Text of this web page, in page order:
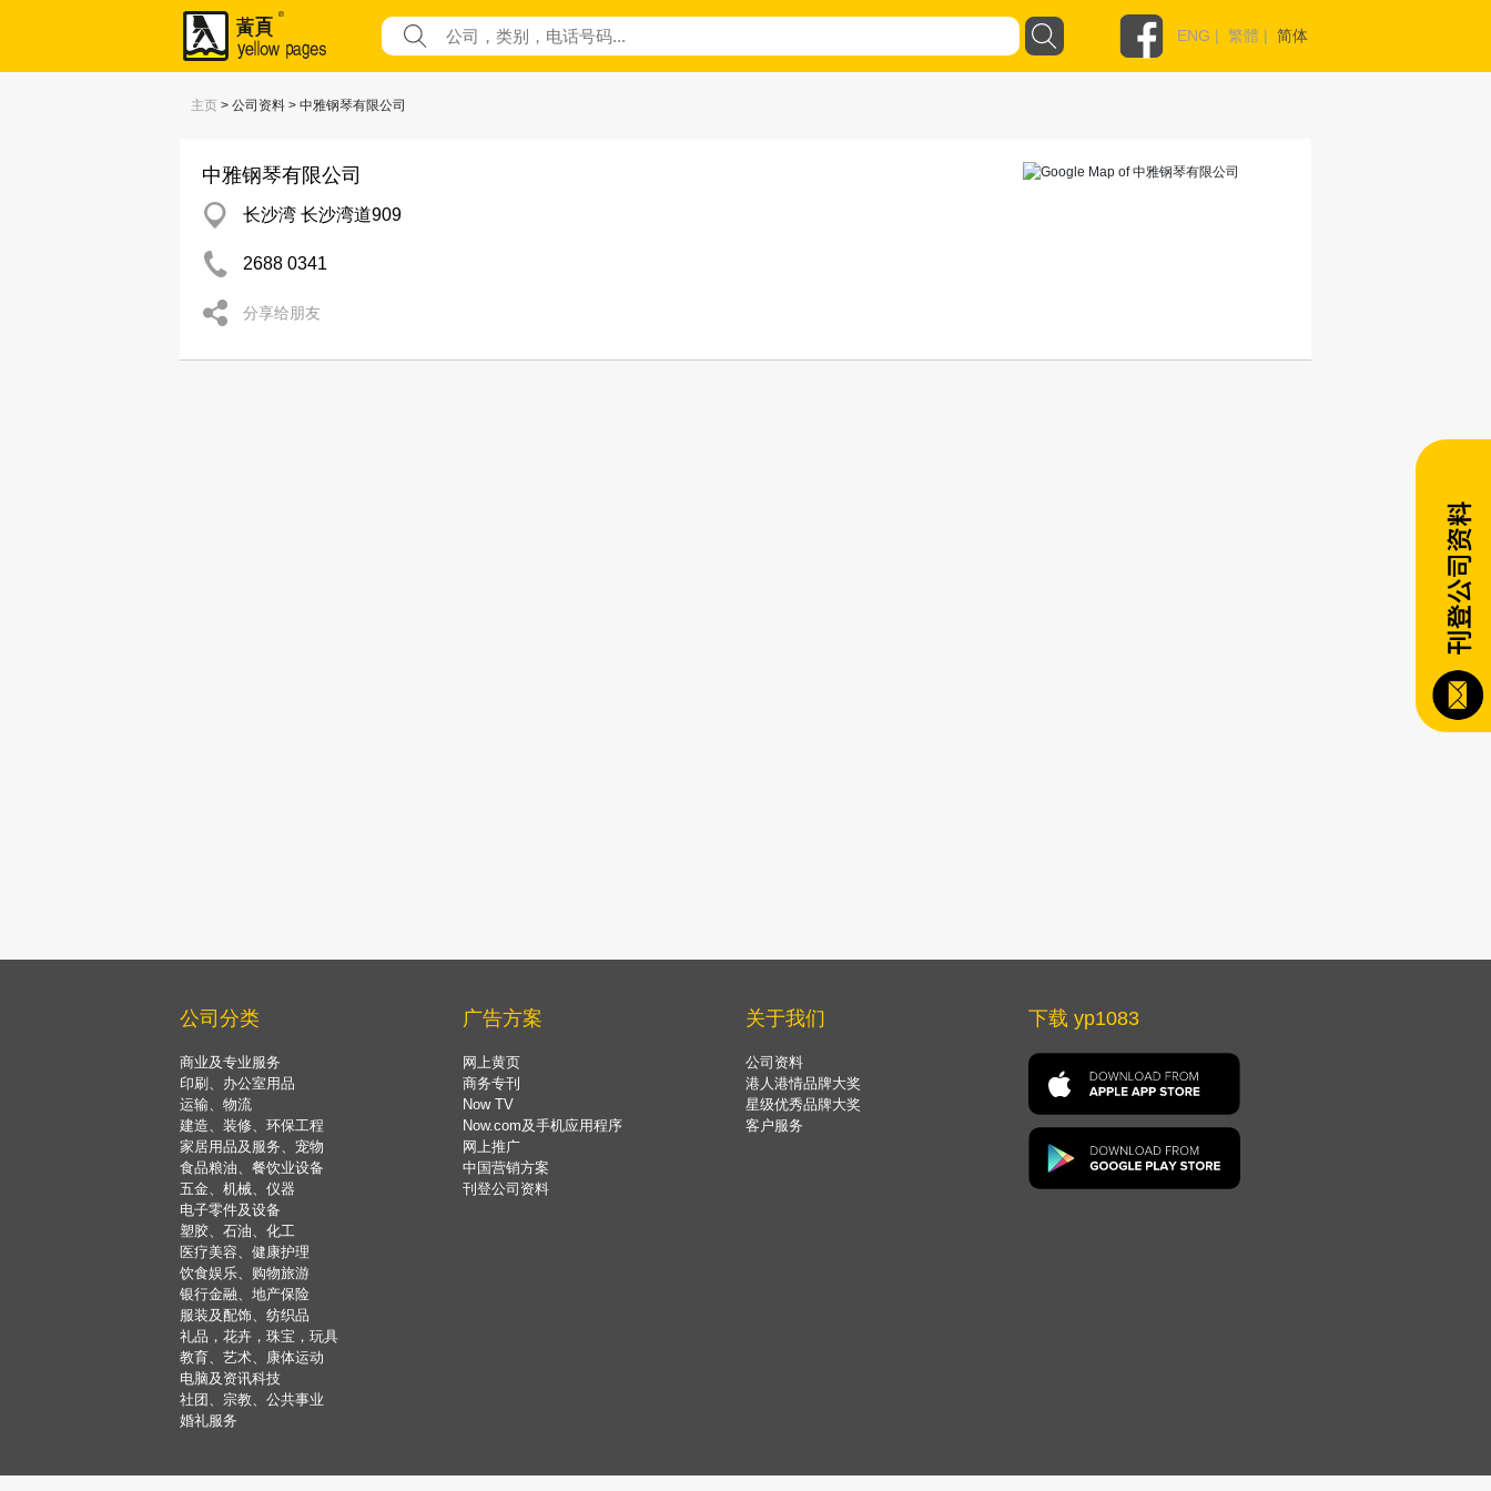
ENG | 繁體 | 简体
主页 > 公司资料 > 中雅钢琴有限公司
中雅钢琴有限公司
长沙湾 长沙湾道909
2688 0341
分享给朋友
公司分类
商业及专业服务
印刷、办公室用品
运输、物流
建造、装修、环保工程
家居用品及服务、宠物
食品粮油、餐饮业设备
五金、机械、仪器
电子零件及设备
塑胶、石油、化工
医疗美容、健康护理
饮食娱乐、购物旅游
银行金融、地产保险
服装及配饰、纺织品
礼品，花卉，珠宝，玩具
教育、艺术、康体运动
电脑及资讯科技
社团、宗教、公共事业
婚礼服务
广告方案
网上黄页
商务专刊
Now TV
Now.com及手机应用程序
网上推广
中国营销方案
刊登公司资料
关于我们
公司资料
港人港情品牌大奖
星级优秀品牌大奖
客户服务
下载 yp1083